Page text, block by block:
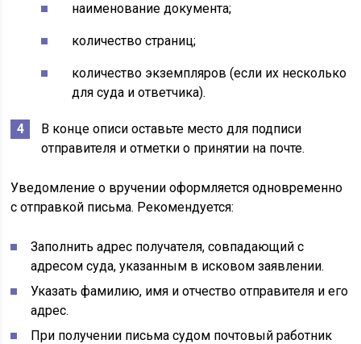
наименование документа;
количество страниц;
количество экземпляров (если их несколько
для суда и ответчика).
В конце описи оставьте место для подписи
отправителя и отметки о принятии на почте.
Уведомление о вручении оформляется одновременно
с отправкой письма. Рекомендуется:
Заполнить адрес получателя, совпадающий с
адресом суда, указанным в исковом заявлении.
Указать фамилию, имя и отчество отправителя и его
адрес.
При получении письма судом почтовый работник